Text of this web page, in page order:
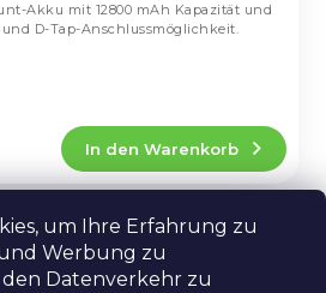
um Ihre Erfahrung zu
Werbung zu
Datenverkehr zu
In den Warenkorb
Akku mit 12800 mAh Kapazität und
und D-Tap-Anschlussmöglichkeit.
Gleichstromkabel
für BMPCC 4K
IN PRAG